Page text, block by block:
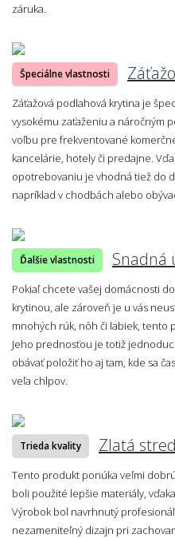
záruka.
Špeciálne vlastnosti
Záťažová podlahová krytina je
vysokému zaťaženiu a náročným
voľbu pre frekventované
kancelárie, hotely či predajne.
opotrebovaniu je vhodná tiež do
napríklad v chodbách alebo
Ďalšie vlastnosti Snadná
Pokiaľ chcete vašej domácnosti
krytinou, ale zároveň je u vás
mnohých rúk, nôh či labiek, tento
Jeho prednosťou je totiž
obávať položiť ho aj tam, kde sa
veľa chlpov.
Trieda kvality Zlatá
Tento produkt ponúka veľmi
boli použité lepšie materiály,
Výrobok bol navrhnutý
nezameniteľný dizajn pri